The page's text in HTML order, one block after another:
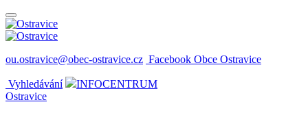
ou.ostravice@obec-ostravice.cz Facebook Obce Ostravice
Vyhledávání
INFOCENTRUM
Ostravice